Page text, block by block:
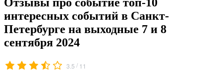
интересных событий в Санкт-
Петербурге на выходные 7 и 8
сентября 2024
3.5 / 11